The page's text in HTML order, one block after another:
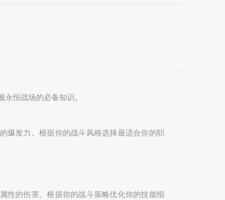
恒战场的必备知识。
爆发力。根据你的战斗风格选择最适合你的职
性的伤害。根据你的战斗策略优化你的技能组